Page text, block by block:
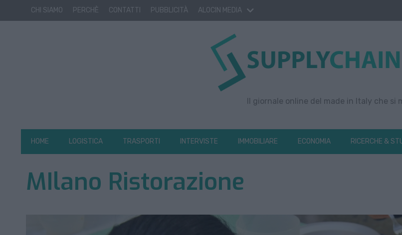
CHI SIAMO PERCHÈ CONTATTI PUBBLICITÀ ALOCIN MEDIA
Il giornale online del made in Italy che si
HOME LOGISTICA TRASPORTI INTERVISTE IMMOBILIARE ECONOMIA RICERCHE &
MIlano Ristorazione